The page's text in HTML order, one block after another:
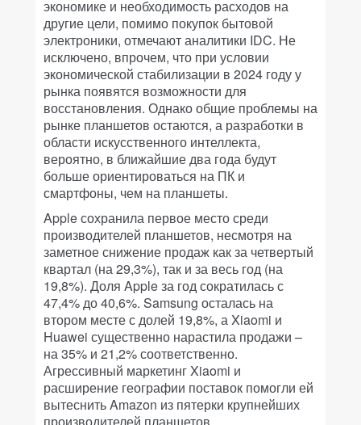
экономике и необходимость расходов на
другие цели, помимо покупок бытовой
электроники, отмечают аналитики IDC. Не
исключено, впрочем, что при условии
экономической стабилизации в 2024 году у
рынка появятся возможности для
восстановления. Однако общие проблемы на
рынке планшетов остаются, а разработки в
области искусственного интеллекта,
вероятно, в ближайшие два года будут
больше ориентироваться на ПК и
смартфоны, чем на планшеты.
Apple сохранила первое место среди
производителей планшетов, несмотря на
заметное снижение продаж как за четвертый
квартал (на 29,3%), так и за весь год (на
19,8%). Доля Apple за год сократилась с
47,4% до 40,6%. Samsung осталась на
втором месте с долей 19,8%, а Xiaomi и
Huawei существенно нарастила продажи –
на 35% и 21,2% соответственно.
Агрессивный маркетинг Xiaomi и
расширение географии поставок помогли ей
вытеснить Amazon из пятерки крупнейших